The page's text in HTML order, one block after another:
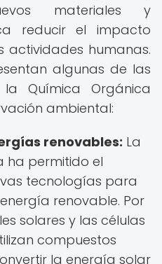
materiales y
reducir el impacto
actividades humanas.
algunas de las
Química Orgánica
ambiental:
renovables: La
ha permitido el
tecnologías para
renovable. Por
solares y las células
compuestos
la energía solar